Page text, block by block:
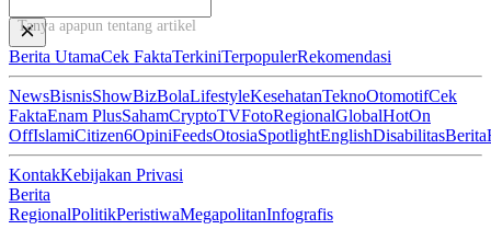
Tanya apapun tentang artikel ini...
Berita UtamaCek FaktaTerkiniTerpopulerRekomendasi
NewsBisnisShowBizBolaLifestyleKesehatanTeknoOtomotifCek
FaktaEnam PlusSahamCryptoTVFotoRegionalGlobalHotOn
OffIslamiCitizen6OpiniFeedsOtosiaSpotlightEnglishDisabilitasBerita
KontakKebijakan Privasi
Berita
RegionalPolitikPeristiwaMegapolitanInfografis